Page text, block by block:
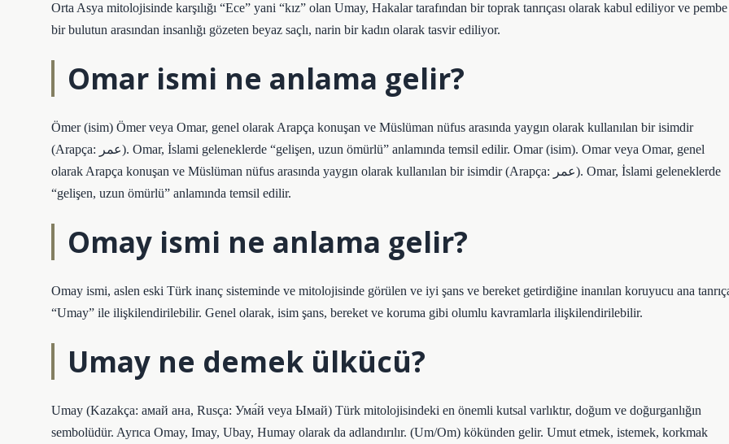
Orta Asya mitolojisinde karşılığı “Ece” yani “kız” olan Umay, Hakalar tarafından bir toprak tanrıçası olarak kabul ediliyor ve pembe
bir bulutun arasından insanlığı gözeten beyaz saçlı, narin bir kadın olarak tasvir ediliyor.
Omar ismi ne anlama gelir?
Ömer (isim) Ömer veya Omar, genel olarak Arapça konuşan ve Müslüman nüfus arasında yaygın olarak kullanılan bir isimdir
(Arapça: عمر‎). Omar, İslami geleneklerde “gelişen, uzun ömürlü” anlamında temsil edilir. Omar (isim). Omar veya Omar, genel
olarak Arapça konuşan ve Müslüman nüfus arasında yaygın olarak kullanılan bir isimdir (Arapça: عمر‎). Omar, İslami geleneklerde
“gelişen, uzun ömürlü” anlamında temsil edilir.
Omay ismi ne anlama gelir?
Omay ismi, aslen eski Türk inanç sisteminde ve mitolojisinde görülen ve iyi şans ve bereket getirdiğine inanılan koruyucu ana
“Umay” ile ilişkilendirilebilir. Genel olarak, isim şans, bereket ve koruma gibi olumlu kavramlarla ilişkilendirilebilir.
Umay ne demek ülkücü?
Umay (Kazakça: амай ана, Rusça: Ума́й veya Ымай) Türk mitolojisindeki en önemli kutsal varlıktır, doğum ve doğurganlığın
sembolüdür. Ayrıca Omay, Imay, Ubay, Humay olarak da adlandırılır. (Um/Om) kökünden gelir. Umut etmek, istemek, korkmak